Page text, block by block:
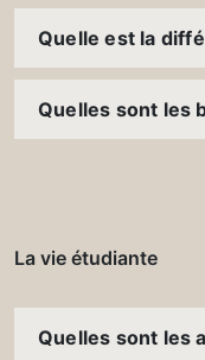
Quelles sont les
La vie étudiante
Quelles sont les